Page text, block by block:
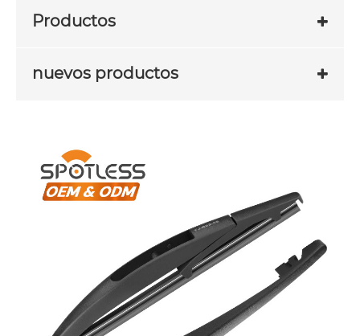
Productos
nuevos productos